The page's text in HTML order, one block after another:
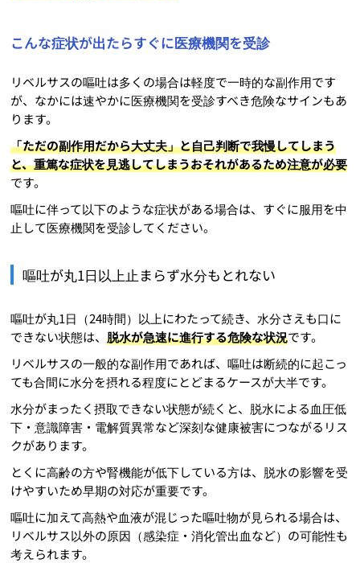
こんな症状が出たらすぐに医療機関を受診
リベルサスの嘔吐は多くの場合は軽度で一時的な副作用です
が、なかには速やかに医療機関を受診すべき危険なサインもあ
ります。
「ただの副作用だから大丈夫」と自己判断で我慢してしまう
と、重篤な症状を見逃してしまうおそれがあるため注意が必要
です。
嘔吐に伴って以下のような症状がある場合は、すぐに服用を中
止して医療機関を受診してください。
嘔吐が丸1日以上止まらず水分もとれない
嘔吐が丸1日（24時間）以上にわたって続き、水分さえも口に
できない状態は、脱水が急速に進行する危険な状況です。
リベルサスの一般的な副作用であれば、嘔吐は断続的に起こっ
ても合間に水分を摂れる程度にとどまるケースが大半です。
水分がまったく摂取できない状態が続くと、脱水による血圧低
下・意識障害・電解質異常など深刻な健康被害につながるリス
クがあります。
とくに高齢の方や腎機能が低下している方は、脱水の影響を受
けやすいため早期の対応が重要です。
嘔吐に加えて高熱や血液が混じった嘔吐物が見られる場合は、
リベルサス以外の原因（感染症・消化管出血など）の可能性も
考えられます。